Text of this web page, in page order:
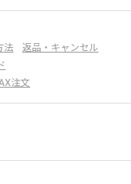
法
返品・キャンセル
注文